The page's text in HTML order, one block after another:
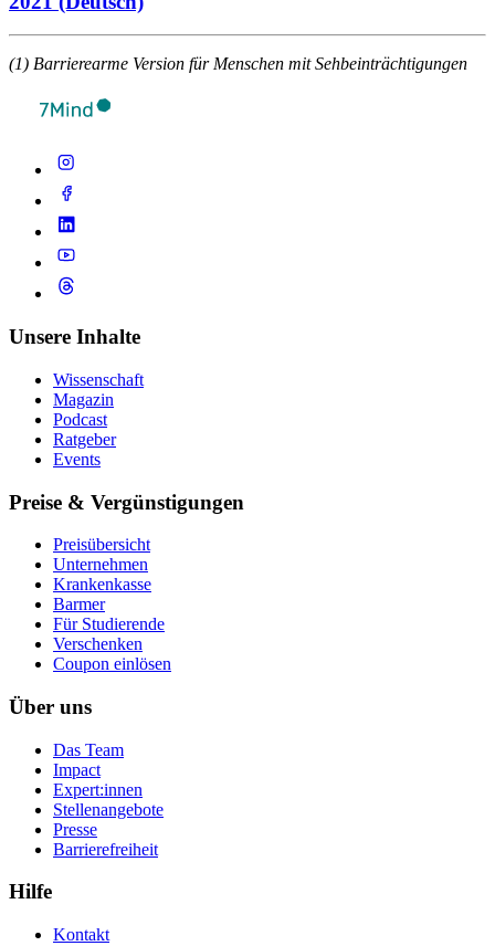
(1) Barrierearme Version für Menschen mit Sehbeinträchtigungen
Unsere Inhalte
Wissenschaft
Magazin
Podcast
Ratgeber
Events
Preise & Vergünstigungen
Preisübersicht
Unternehmen
Krankenkasse
Barmer
Für Studierende
Ver­schen­ken
Coupon einlösen
Über uns
Das Team
Impact
Expert:innen
Stellenangebote
Presse
Barrierefreiheit
Hilfe
Kontakt